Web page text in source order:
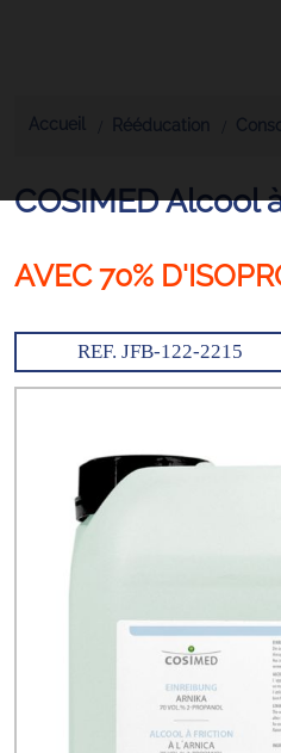
Accueil Rééducation
COSIMED Alcool
AVEC 70%
REF. JFB-122-2215